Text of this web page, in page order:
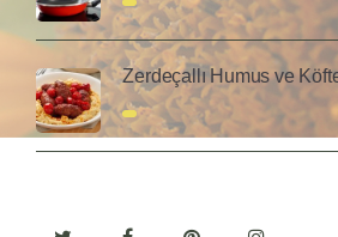
Zerdeçallı Humus ve